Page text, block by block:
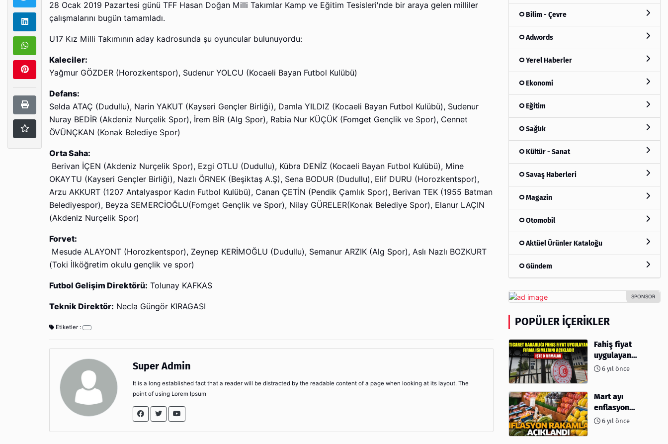
28 Ocak 2019 Pazartesi günü TFF Hasan Doğan Milli Takımlar Kamp ve Eğitim Tesisleri'nde bir araya gelen milliler
çalışmalarını bugün tamamladı.
U17 Kız Milli Takımının aday kadrosunda şu oyuncular bulunuyordu:
Kaleciler:
Yağmur GÖZDER (Horozkentspor), Sudenur YOLCU (Kocaeli Bayan Futbol Kulübü)
Defans:
Selda ATAÇ (Dudullu), Narin YAKUT (Kayseri Gençler Birliği), Damla YILDIZ (Kocaeli Bayan Futbol Kulübü), Sudenur
Nuray BEDİR (Akdeniz Nurçelik Spor), İrem BİR (Alg Spor), Rabia Nur KÜÇÜK (Fomget Gençlik ve Spor), Cennet
ÖVÜNÇKAN (Konak Belediye Spor)
Orta Saha:
Berivan İÇEN (Akdeniz Nurçelik Spor), Ezgi OTLU (Dudullu), Kübra DENİZ (Kocaeli Bayan Futbol Kulübü), Mine
OKAYTU (Kayseri Gençler Birliği), Nazlı ÖRNEK (Beşiktaş A.Ş), Sena BODUR (Dudullu), Elif DURU (Horozkentspor),
Arzu AKKURT (1207 Antalyaspor Kadın Futbol Kulübü), Canan ÇETİN (Pendik Çamlık Spor), Berivan TEK (1955 Batman
Belediyespor), Beyza SEMERCİOĞLU(Fomget Gençlik ve Spor), Nilay GÜRELER(Konak Belediye Spor), Elanur LAÇIN
(Akdeniz Nurçelik Spor)
Forvet:
Mesude ALAYONT (Horozkentspor), Zeynep KERİMOĞLU (Dudullu), Semanur ARZIK (Alg Spor), Aslı Nazlı BOZKURT
(Toki İlköğretim okulu gençlik ve spor)
Futbol Gelişim Direktörü: Tolunay KAFKAS
Teknik Direktör: Necla Güngör KIRAGASI
Etiketler :
Super Admin
It is a long established fact that a reader will be distracted by the readable content of a page when looking at its layout. The
point of using Lorem Ipsum
Bilim - Çevre
Adwords
Yerel Haberler
Ekonomi
Eğitim
Sağlık
Kültür - Sanat
Savaş Haberleri
Magazin
Otomobil
Aktüel Ürünler Kataloğu
Gündem
POPÜLER İÇERIKLER
Fahiş fiyat
uygulayan
firmalar açıklandı
6 yıl önce
Mart ayı
enflasyon
rakamları
6 yıl önce